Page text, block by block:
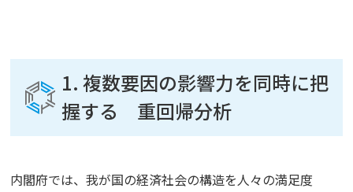
1. 複数要因の影響力を同時に把
握する 重回帰分析
内閣府では、我が国の経済社会の構造を人々の満足度